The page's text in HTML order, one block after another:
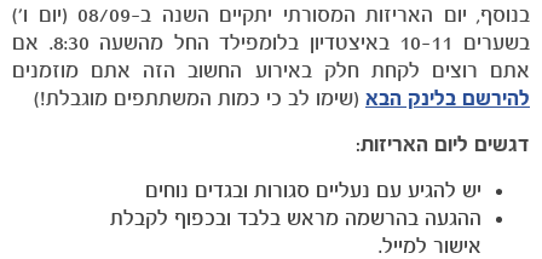
בנוסף, יום האריזות המסורתי יתקיים השנה ב-08/09 (יום ו')
בשערים 10-11 באיצטדיון בלומפילד החל מהשעה 8:30. אם
אתם רוצים לקחת חלק באירוע החשוב הזה אתם מוזמנים
להירשם בלינק הבא (שימו לב כי כמות המשתתפים מוגבלת!)
דגשים ליום האריזות:
יש להגיע עם נעליים סגורות ובגדים נוחים
ההגעה בהרשמה מראש בלבד ובכפוף לקבלת
אישור למייל.